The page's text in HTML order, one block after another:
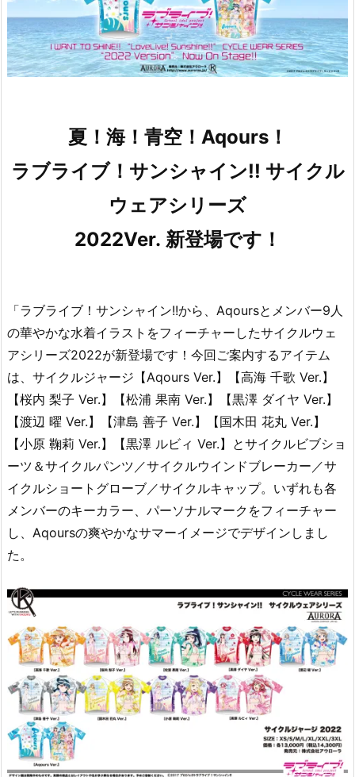
夏！海！青空！Aqours！
ラブライブ！サンシャイン!! サイクル
ウェアシリーズ
2022Ver. 新登場です！
「ラブライブ！サンシャイン!!から、Aqoursとメンバー9人
の華やかな水着イラストをフィーチャーしたサイクルウェ
アシリーズ2022が新登場です！今回ご案内するアイテム
は、サイクルジャージ【Aqours Ver.】【高海 千歌 Ver.】
【桜内 梨子 Ver.】【松浦 果南 Ver.】【黒澤 ダイヤ Ver.】
【渡辺 曜 Ver.】【津島 善子 Ver.】【国木田 花丸 Ver.】
【小原 鞠莉 Ver.】【黒澤 ルビィ Ver.】とサイクルビブショ
ーツ＆サイクルパンツ／サイクルウインドブレーカー／サ
イクルショートグローブ／サイクルキャップ。いずれも各
メンバーのキーカラー、パーソナルマークをフィーチャー
し、Aqoursの爽やかなサマーイメージでデザインしまし
た。